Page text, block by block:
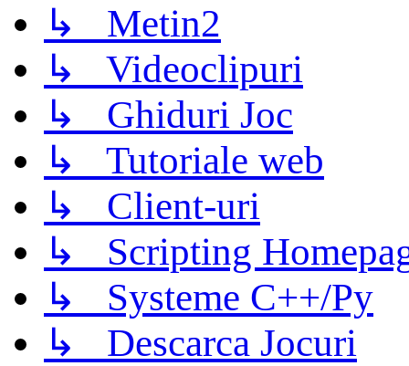
↳ Metin2
↳ Videoclipuri
↳ Ghiduri Joc
↳ Tutoriale web
↳ Client-uri
↳ Scripting
↳ Systeme C++/Py
↳ Descarca Jocuri